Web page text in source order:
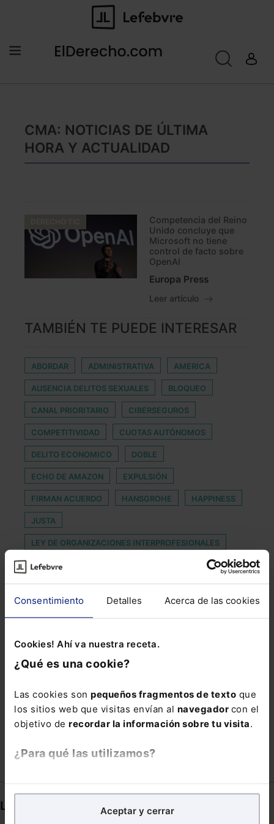
Consentimiento Detalles Acerca de las cookies
Cookies! Ahí va nuestra receta.
¿Qué es una cookie?
Las cookies son pequeños fragmentos de texto que
los sitios web que visitas envían al navegador con el
objetivo de recordar la información sobre tu visita.
¿Para qué las utilizamos?
analíticospara tratar demejorar tu experienciaen
nuestra página web. También con fines publicitarios,
Aceptar y cerrar
CMA: NOTICIAS DE ÚLTIMA
HORA Y ACTUALIDAD
Competencia del Reino
Unido concluye que
Microsoft no tiene
control de facto sobre
OpenAI
Europa Press
Leer artículo
TAMBIÉN TE PUEDE INTERESAR
ABORDAR ADMINISTRATIVA AMERICA
AUSENCIA DELITOS SEXUALES BLOQUEO
CANAL PRIORITARIO CIBERSEGUROS
COMPETITIVIDAD CUOTAS AUTÓNOMOS
DELITO ECONOMICO DOBLE
ECHO DE AMAZON EXPULSIÓN
FIRMAN ACUERDO HANSGROHE HAPPINESS
JUSTA
LEY DE ORGANIZACIONES INTERPROFESIONALES
MERCEDES PAYÁ
NACIMIENTO Y CUIDADO DE MENOR
TARJETA FALSA DE DISCAPACITADO TEDH
TRANSPARENCIA RETRIBUTIVA VOZ
Links directos